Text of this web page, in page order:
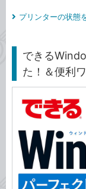
プリンターの状態
できる
た！＆便利